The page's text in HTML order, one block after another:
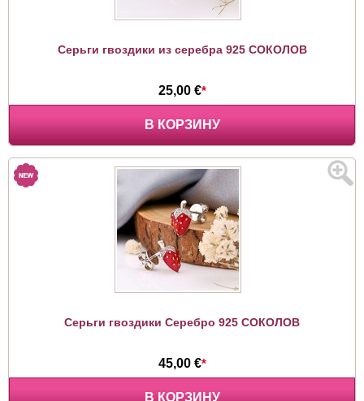
Серьги гвоздики из серебра 925 СОКОЛОВ
25,00 €*
В КОРЗИНУ
Серьги гвоздики Серебро 925 СОКОЛОВ
45,00 €*
В КОРЗИНУ